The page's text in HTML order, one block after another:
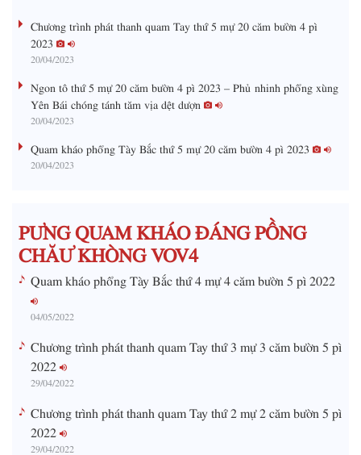
%
i
e
Chương trình phát thanh quam Tay thứ 5 mự 20 căm bườn 4 pì
2023
20/04/2023
Ngon tô thứ 5 mự 20 căm bườn 4 pì 2023 – Phủ nhinh phổng xùng
Yên Bái chóng tánh tăm vịa dệt dượn
20/04/2023
Quam kháo phổng Tày Bắc thứ 5 mự 20 căm bườn 4 pì 2023
20/04/2023
PƯNG QUAM KHÁO ĐÁNG PỒNG
CHĂƯ KHÒNG VOV4
Quam kháo phổng Tày Bắc thứ 4 mự 4 căm bườn 5 pì 2022
04/05/2022
Chương trình phát thanh quam Tay thứ 3 mự 3 căm bườn 5 pì
2022
29/04/2022
Chương trình phát thanh quam Tay thứ 2 mự 2 căm bườn 5 pì
2022
29/04/2022